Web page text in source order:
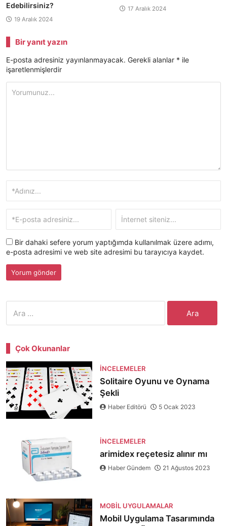
Edebilirsiniz?
19 Aralık 2024
17 Aralık 2024
Bir yanıt yazın
E-posta adresiniz yayınlanmayacak. Gerekli alanlar * ile
işaretlenmişlerdir
Bir dahaki sefere yorum yaptığımda kullanılmak üzere adımı,
e-posta adresimi ve web site adresimi bu tarayıcıya kaydet.
Çok Okunanlar
İNCELEMELER
Solitaire Oyunu ve Oynama
Şekli
Haber Editörü 5 Ocak 2023
İNCELEMELER
arimidex reçetesiz alınır mı
Haber Gündem 21 Ağustos 2023
MOBIL UYGULAMALAR
Mobil Uygulama Tasarımında